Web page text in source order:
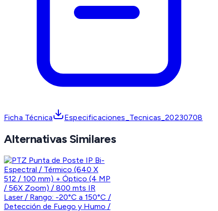
Ficha Técnica Especificaciones_Tecnicas_20230708
Alternativas Similares